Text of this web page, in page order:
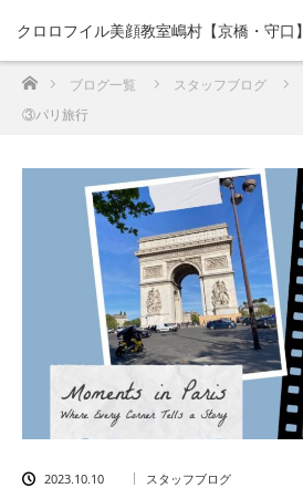
クロロフイル美顔教室嶋村【京橋・守口】
ホームブログ一覧 スタッフブログ
③パリ旅行
2023.10.10 スタッフブログ